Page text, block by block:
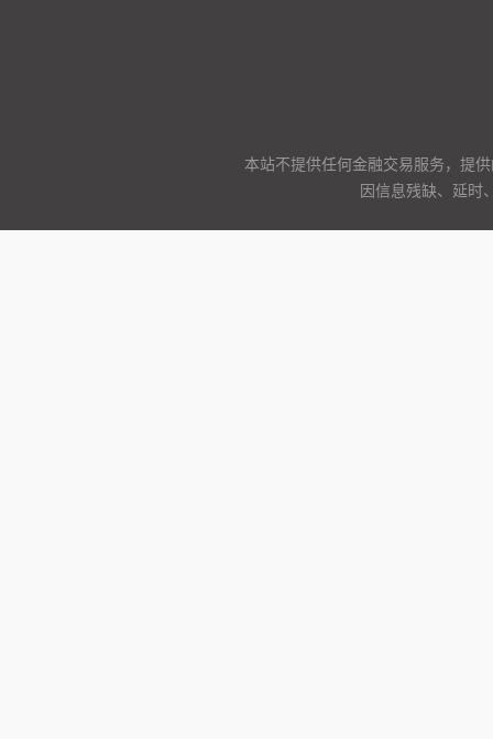
本站不提供任何金融交易服务，提
因信息残缺、延时